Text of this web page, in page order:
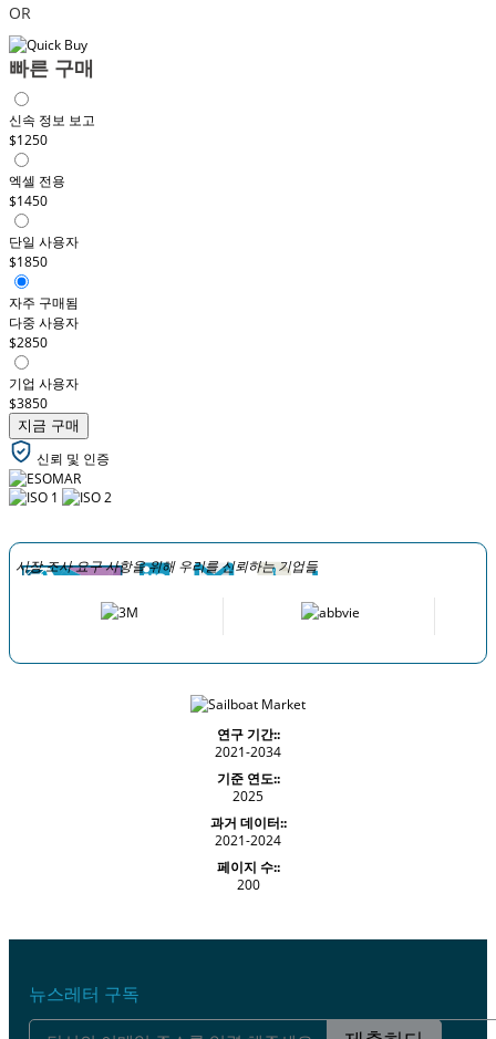
OR
빠른 구매
신속 정보 보고
$1250
엑셀 전용
$1450
단일 사용자
$1850
자주 구매됨
다중 사용자
$2850
기업 사용자
$3850
지금 구매
신뢰 및 인증
시장 조사 요구 사항을 위해 우리를 신뢰하는 기업들
연구 기간::
2021-2034
기준 연도::
2025
과거 데이터::
2021-2024
페이지 수::
200
뉴스레터 구독